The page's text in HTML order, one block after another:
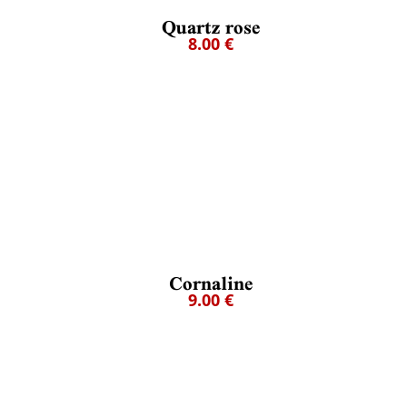
Quartz rose
8.00 €
Cornaline
9.00 €